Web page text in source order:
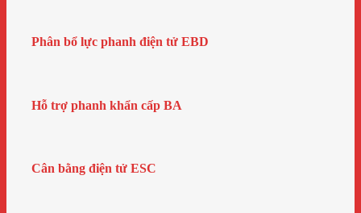
Phân bổ lực phanh điện tử EBD
Hỗ trợ phanh khẩn cấp BA
Cân bằng điện tử ESC